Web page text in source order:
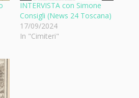
INTERVISTA con Simone
Consigli (News 24 Toscana)
17/09/2024
In "Cimiteri"